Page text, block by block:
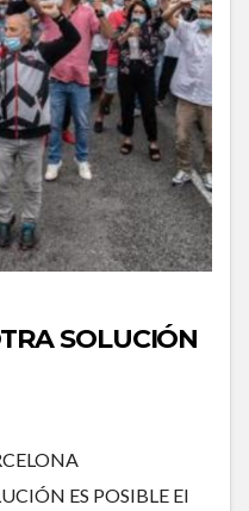
SOLUCIÓN
ES POSIBLE El